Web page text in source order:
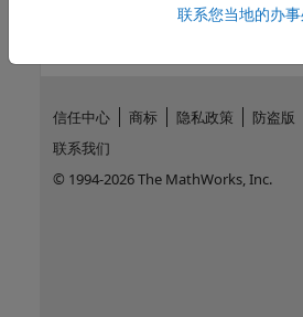
联系您当地的办
信任中心 商标 隐私政策 防盗版
联系我们
© 1994-2026 The MathWorks, Inc.